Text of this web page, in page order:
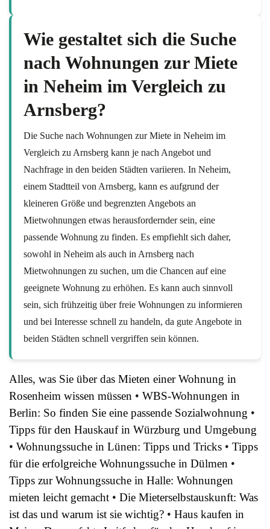
Wie gestaltet sich die Suche
nach Wohnungen zur Miete
in Neheim im Vergleich zu
Arnsberg?
Die Suche nach Wohnungen zur Miete in Neheim im
Vergleich zu Arnsberg kann je nach Angebot und
Nachfrage in den beiden Städten variieren. In Neheim,
einem Stadtteil von Arnsberg, kann es aufgrund der
kleineren Größe und begrenzten Angebots an
Mietwohnungen etwas herausfordernder sein, eine
passende Wohnung zu finden. Es empfiehlt sich daher,
sowohl in Neheim als auch in Arnsberg nach
Mietwohnungen zu suchen, um die Chancen auf eine
geeignete Wohnung zu erhöhen. Es kann auch sinnvoll
sein, sich frühzeitig über freie Wohnungen zu informieren
und bei Interesse schnell zu handeln, da gute Angebote in
beiden Städten schnell vergriffen sein können.
Alles, was Sie über das Mieten einer Wohnung in
Rosenheim wissen müssen • WBS-Wohnungen in
Berlin: So finden Sie eine passende Sozialwohnung •
Tipps für den Hauskauf in Würzburg und Umgebung
• Wohnungssuche in Lünen: Tipps und Tricks • Tipps
für die erfolgreiche Wohnungssuche in Dülmen •
Tipps zur Wohnungssuche in Halle: Wohnungen
mieten leicht gemacht • Die Mieterselbstauskunft: Was
ist das und warum ist sie wichtig? • Haus kaufen in